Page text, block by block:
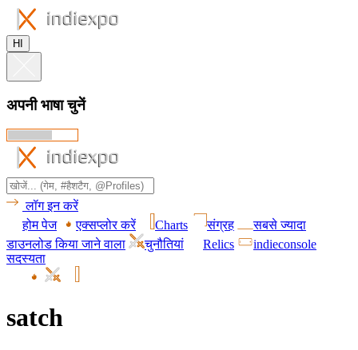
HI
अपनी भाषा चुनें
लॉग इन करें
होम पेज
एक्सप्लोर करें Charts संग्रह
सबसे ज्यादा
डाउनलोड किया जाने वाला
चुनौतियां Relics
indieconsole
सदस्यता
satch